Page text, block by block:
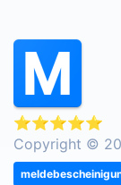
⭐⭐⭐⭐⭐
Copyright ©